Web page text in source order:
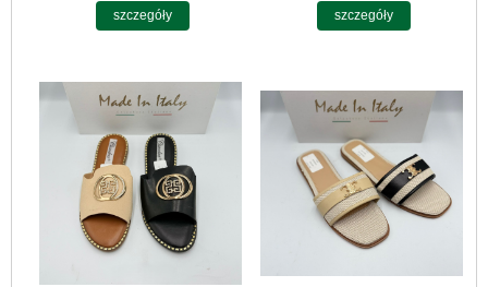
szczegóły szczegóły